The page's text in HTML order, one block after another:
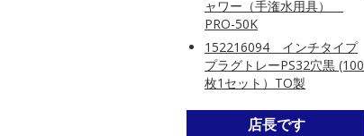
ャワー（手潅水用具）
PRO-50K
152216094 インチタイプ
プラグトレーPS32穴黒 (100
枚1セット）TO製
店長です